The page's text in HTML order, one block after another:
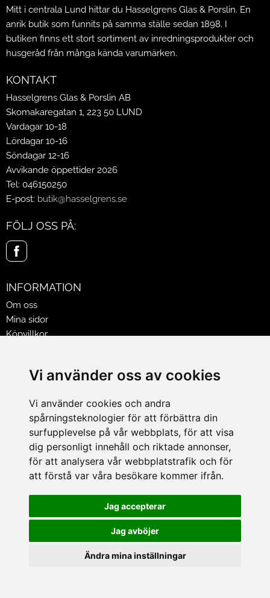
Vi använder oss av cookies
Vi använder cookies och andra
spårningsteknologier för att förbättra din
surfupplevelse på vår webbplats, för att visa
dig personligt innehåll och riktade annonser,
för att analysera vår webbplatstrafik och för
att förstå var våra besökare kommer ifrån.
Jag accepterar
Jag avböjer
Ändra mina inställningar
Mitt i centrala Lund hittar du Hasselgrens Glas & Porslin. En
anrik butik som funnits på samma ställe sedan 1898. I
butiken finns ett stort sortiment av inredningsprodukter och
husgeråd från många kända varumärken.
KONTAKT
Hasselgrens Glas & Porslin AB
Skomakaregatan 1, 223 50 LUND
Vardagar 10-18
Lördagar 10-16
Söndagar 12-16
Avvikande öppettider 2026
Tel: 046150250
E-post: butik@hasselgrens.se
FÖLJ OSS PÅ:
INFORMATION
Om oss
Mina sidor
Köpvillkor
Jobba på Hasselgrens
LEVERANS
BETALNINGSSÄTT
I butiken i Lund kan du betala med Visa, Mastercard, Lund
City presentkort och kontanter.